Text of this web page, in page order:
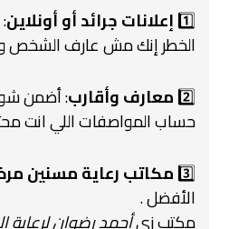
1️⃣إعلانات جرائد أو أونلاين
الخطر إنك مش عارف الشخص
2️⃣معارف وأقارب: أضمن
حساب المواصفات اللي انت
3️⃣مكاتب رعاية مسنين
الأفضل .
مكتب زيأحمد رضوان لرعاية